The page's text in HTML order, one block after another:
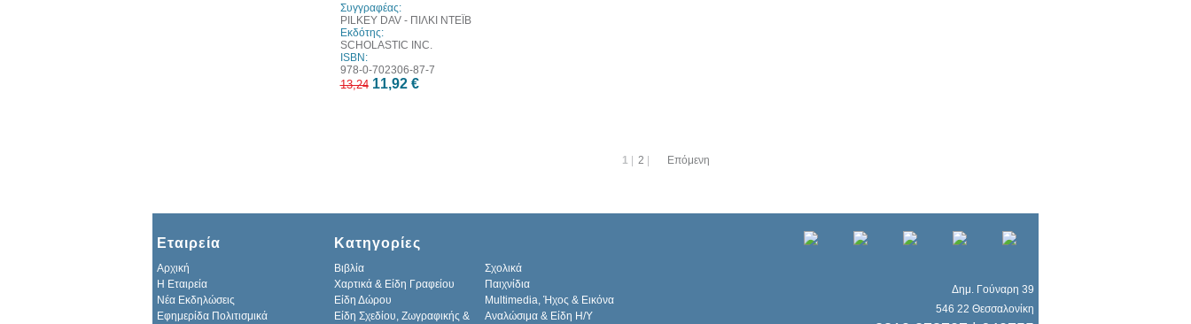
Συγγραφέας:
PILKEY DAV - ΠΙΛΚΙ ΝΤΕΪΒ
Εκδότης:
SCHOLASTIC INC.
ISBN:
978-0-702306-87-7
13,24 11,92 €
1 2 Επόμενη
Εταιρεία
Αρχική
H Εταιρεία
Νέα Εκδηλώσεις
Εφημερίδα Πολιτισμικά
Κατηγορίες
Βιβλία
Σχολικά
Χαρτικά & Είδη Γραφείου
Παιχνίδια
Είδη Δώρου
Multimedia, Ήχος & Εικόνα
Είδη Σχεδίου, Ζωγραφικής &
Αναλώσιμα & Είδη Η/Υ
Δημ. Γούναρη 39
546 22 Θεσσαλονίκη